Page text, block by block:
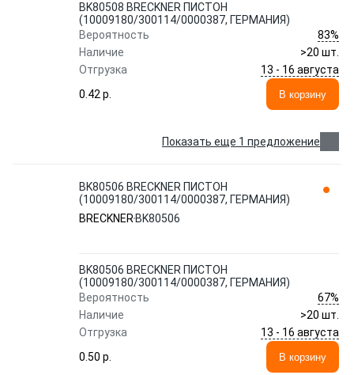
BK80508 BRECKNER ПИСТОН
(10009180/300114/0000387, ГЕРМАНИЯ)
Вероятность
83%
Наличие
>20 шт.
Отгрузка
13 - 16 августа
0.42 p.
В корзину
Показать еще 1 предложение
BK80506 BRECKNER ПИСТОН
(10009180/300114/0000387, ГЕРМАНИЯ)
BRECKNER BK80506
BK80506 BRECKNER ПИСТОН
(10009180/300114/0000387, ГЕРМАНИЯ)
Вероятность
67%
Наличие
>20 шт.
Отгрузка
13 - 16 августа
0.50 p.
В корзину